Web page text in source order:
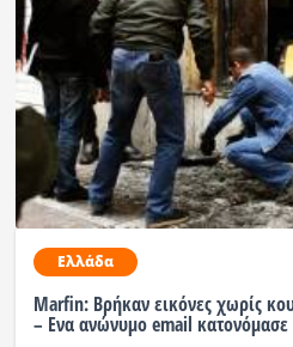
Ελλάδα
Marfin: Βρήκαν εικόνες χωρίς
– Ενα ανώνυμο email κατονόμασε